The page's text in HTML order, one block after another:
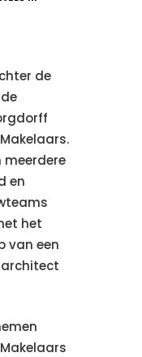
de
meerdere
en
het
van een